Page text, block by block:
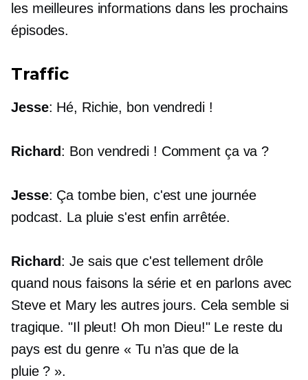
les meilleures informations dans les prochains
épisodes.
Traffic
Jesse: Hé, Richie, bon vendredi !
Richard: Bon vendredi ! Comment ça va ?
Jesse: Ça tombe bien, c'est une journée
podcast. La pluie s'est enfin arrêtée.
Richard: Je sais que c'est tellement drôle
quand nous faisons la série et en parlons avec
Steve et Mary les autres jours. Cela semble si
tragique. "Il pleut! Oh mon Dieu!" Le reste du
pays est du genre « Tu n’as que de la
pluie ? ».